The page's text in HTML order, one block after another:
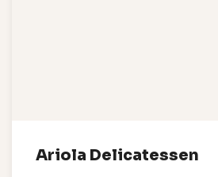
Ariola Delicatessen